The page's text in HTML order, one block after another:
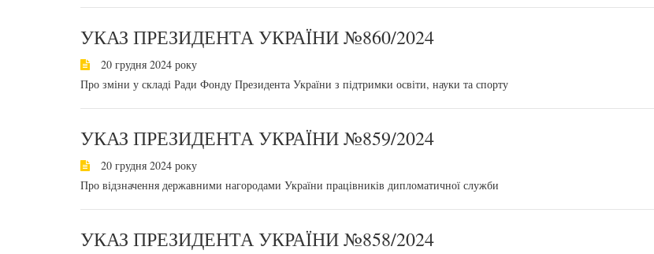
УКАЗ ПРЕЗИДЕНТА УКРАЇНИ №860/2024
20 грудня 2024 року
Про зміни у складі Ради Фонду Президента України з підтримки освіти, науки та спорту
УКАЗ ПРЕЗИДЕНТА УКРАЇНИ №859/2024
20 грудня 2024 року
Про відзначення державними нагородами України працівників дипломатичної служби
УКАЗ ПРЕЗИДЕНТА УКРАЇНИ №858/2024